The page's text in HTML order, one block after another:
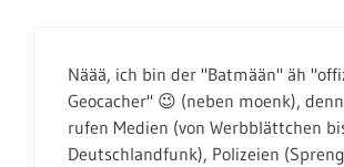
Näää, ich bin der "Batmään" äh
Geocacher" 😉 (neben moenk),
rufen Medien (von Werbblättchen
Deutschlandfunk), Polizeien